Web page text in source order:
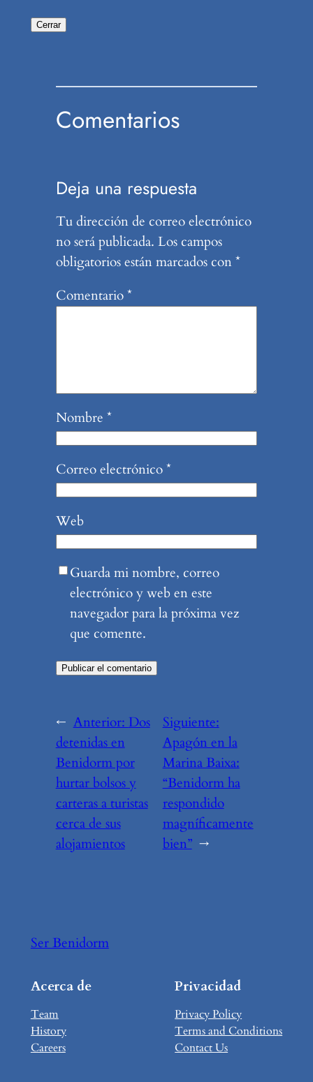
Cerrar
Comentarios
Deja una respuesta
Tu dirección de correo electrónico
no será publicada. Los campos
obligatorios están marcados con*
Comentario*
Nombre *
Correo electrónico*
Web
Guarda mi nombre, correo
electrónico y web en este
navegador para la próxima vez
que comente.
← Anterior:Dos
detenidas en
Benidorm por
hurtar bolsos y
carteras a turistas
cerca de sus
alojamientos
Siguiente:
Apagón en la
Marina Baixa:
“Benidorm ha
respondido
magníficamente
bien” →
Ser Benidorm
Acerca de
Team
History
Careers
Privacidad
Privacy Policy
Terms and Conditions
Contact Us